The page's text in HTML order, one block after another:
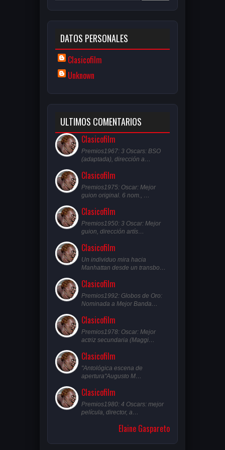
DATOS PERSONALES
Clasicofilm
Unknown
ULTIMOS COMENTARIOS
Clasicofilm
Premios1967: 3 Oscars: BSO
(adaptada), dirección a…
Clasicofilm
Premios1975: Oscar: Mejor
guion original. 6 nom., …
Clasicofilm
Premios1950: 3 Oscar: Mejor
guion, dirección artís…
Clasicofilm
Un individuo mira hacia
Manhattan desde un transbo…
Clasicofilm
Premios1992: Globos de Oro:
Nominada a Mejor Banda…
Clasicofilm
Premios1978: Oscar: Mejor
actriz secundaria (Maggi…
Clasicofilm
"Antológica escena de
apertura"Augusto M…
Clasicofilm
Premios1980: 4 Oscars: mejor
película, director, a…
Elaine Gaspareto